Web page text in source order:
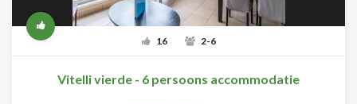
16 2-6
Vitelli vierde - 6 persoons accommodatie